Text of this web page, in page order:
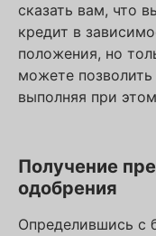
сказать вам, что
кредит в
положения, но
можете
выполняя при
Получение
одобрения
Определившись с